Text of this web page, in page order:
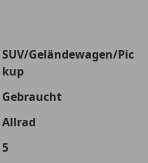
Monate
900,-
SUV/Geländewagen/Pic
kup
Gebraucht
Allrad
5